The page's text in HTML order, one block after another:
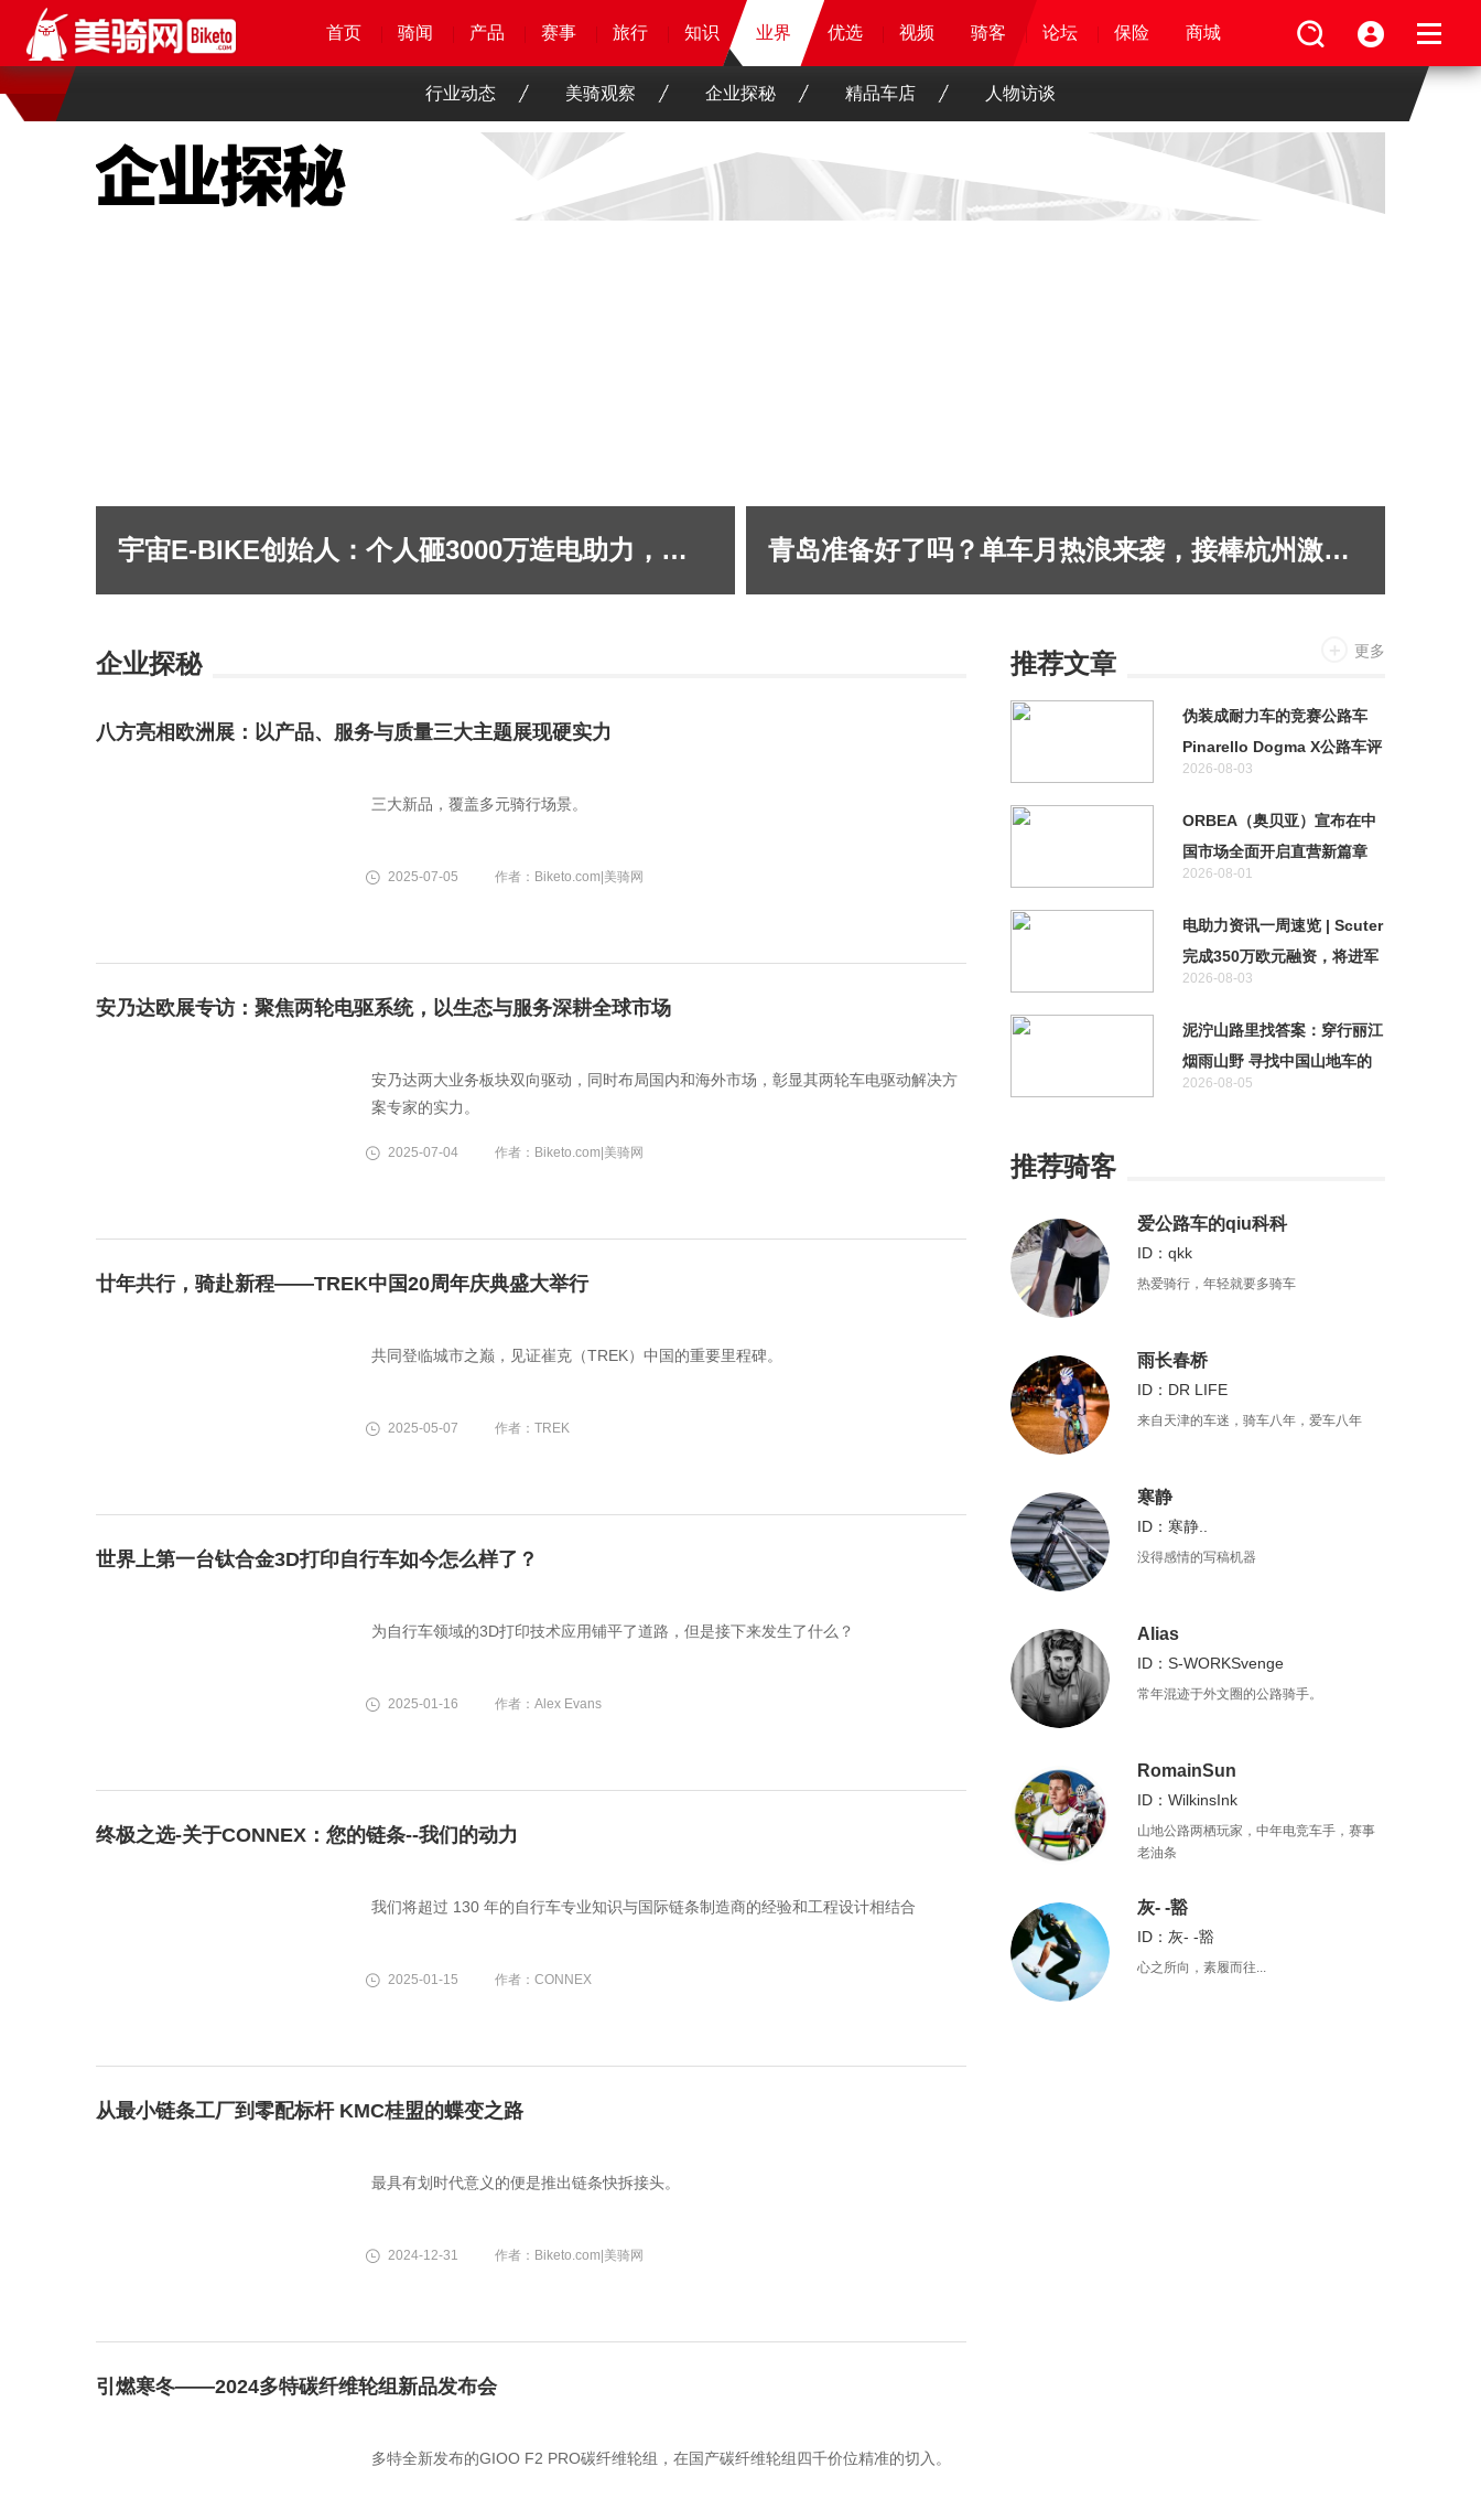
首页 骑闻 产品 赛事 旅行 优选 骑客 论坛 保险 商城
首页 骑闻 产品 赛事 旅行 知识 业界 优选 骑客 视频 论坛 保险 商城
首页 骑闻 产品 赛事 旅行 知识 业界 优选 视频 骑客 论坛 保险 商城
首页 骑闻 产品 赛事 旅行 知识 业界 优选 视频 骑客 论坛 保险 商城
行业动态 美骑观察 企业探秘 精品车店 人物访谈
宇宙E-BIKE创始人：个人砸3000万造电助力，完整复盘机遇、方法、转折 青岛准备好了吗？单车月热浪来袭，接棒杭州激情！
企业探秘
八方亮相欧洲展：以产品、服务与质量三大主题展现硬实力
三大新品，覆盖多元骑行场景。
2025-07-05 作者：Biketo.com|美骑网
安乃达欧展专访：聚焦两轮电驱系统，以生态与服务深耕全球市场
安乃达两大业务板块双向驱动，同时布局国内和海外市场，彰显其两轮车电驱动解决方
案专家的实力。
2025-07-04 作者：Biketo.com|美骑网
廿年共行，骑赴新程——TREK中国20周年庆典盛大举行
共同登临城市之巅，见证崔克（TREK）中国的重要里程碑。
2025-05-07 作者：TREK
世界上第一台钛合金3D打印自行车如今怎么样了？
为自行车领域的3D打印技术应用铺平了道路，但是接下来发生了什么？
2025-01-16 作者：Alex Evans
终极之选-关于CONNEX：您的链条--我们的动力
我们将超过 130 年的自行车专业知识与国际链条制造商的经验和工程设计相结合
2025-01-15 作者：CONNEX
从最小链条工厂到零配标杆 KMC桂盟的蝶变之路
最具有划时代意义的便是推出链条快拆接头。
2024-12-31 作者：Biketo.com|美骑网
引燃寒冬——2024多特碳纤维轮组新品发布会
多特全新发布的GIOO F2 PRO碳纤维轮组，在国产碳纤维轮组四千价位精准的切入。
推荐文章 更多
伪装成耐力车的竞赛公路车
Pinarello Dogma X公路车评
测
2026-08-03
ORBEA（奥贝亚）宣布在中
国市场全面开启直营新篇章
2026-08-01
电助力资讯一周速览 | Scuter
完成350万欧元融资，将进军
自动驾驶领域
2026-08-03
泥泞山路里找答案：穿行丽江
烟雨山野 寻找中国山地车的
未来
2026-08-05
推荐骑客
爱公路车的qiu科科
ID：qkk
热爱骑行，年轻就要多骑车
雨长春桥
ID：DR LIFE
来自天津的车迷，骑车八年，爱车八年
寒静
ID：寒静..
没得感情的写稿机器
Alias
ID：S-WORKSvenge
常年混迹于外文圈的公路骑手。
RomainSun
ID：WilkinsInk
山地公路两栖玩家，中年电竞车手，赛事
老油条
灰- -豁
ID：灰- -豁
心之所向，素履而往...